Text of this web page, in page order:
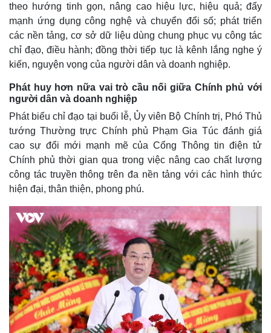
Kinh tế
Bất động sản
Khởi nghiệp
Thị trường
Giá vàng
Tiêu dùng
Tỷ giá
theo hướng tinh gọn, nâng cao hiệu lực, hiệu quả; đẩy
mạnh ứng dụng công nghệ và chuyển đổi số; phát triển
các nền tảng, cơ sở dữ liệu dùng chung phục vụ công tác
chỉ đạo, điều hành; đồng thời tiếp tục là kênh lắng nghe ý
kiến, nguyện vọng của người dân và doanh nghiệp.
Phát huy hơn nữa vai trò cầu nối giữa Chính phủ với
người dân và doanh nghiệp
Phát biểu chỉ đạo tại buổi lễ, Ủy viên Bộ Chính trị, Phó Thủ
tướng Thường trực Chính phủ Phạm Gia Túc đánh giá
cao sự đổi mới mạnh mẽ của Cổng Thông tin điện tử
Chính phủ thời gian qua trong việc nâng cao chất lượng
công tác truyền thông trên đa nền tảng với các hình thức
hiện đại, thân thiện, phong phú.